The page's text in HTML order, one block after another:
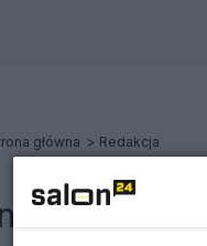
główna Redakcja